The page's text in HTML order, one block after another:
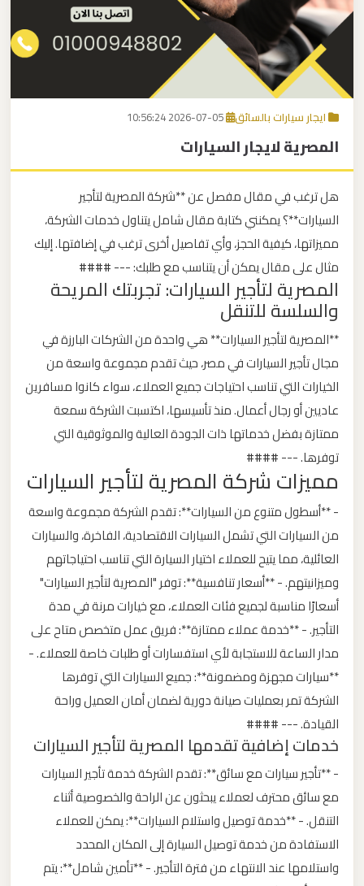
اتصل بنا
EN
ايجار سيارات بالسائق
المصرية لايجار السيارات
هل ترغب في مقال مفصل عن **شركة المصرية لتأجير
السيارات**؟ يمكنني كتابة مقال شامل يتناول خدمات الشركة،
مميزاتها، كيفية الحجز، وأي تفاصيل أخرى ترغب في إضافتها. إليك
مثال على مقال يمكن أن يتناسب مع طلبك: --- ####
المصرية لتأجير السيارات: تجربتك المريحة
والسلسة للتنقل
**المصرية لتأجير السيارات** هي واحدة من الشركات البارزة في
مجال تأجير السيارات في مصر، حيث تقدم مجموعة واسعة من
الخيارات التي تناسب احتياجات جميع العملاء، سواء كانوا مسافرين
عاديين أو رجال أعمال. منذ تأسيسها، اكتسبت الشركة سمعة
ممتازة بفضل خدماتها ذات الجودة العالية والموثوقية التي
توفرها. --- ####
مميزات شركة المصرية لتأجير السيارات
- **أسطول متنوع من السيارات**: تقدم الشركة مجموعة واسعة
من السيارات التي تشمل السيارات الاقتصادية، الفاخرة، والسيارات
العائلية، مما يتيح للعملاء اختيار السيارة التي تناسب احتياجاتهم
وميزانيتهم. - **أسعار تنافسية**: توفر "المصرية لتأجير السيارات"
أسعارًا مناسبة لجميع فئات العملاء، مع خيارات مرنة في مدة
التأجير. - **خدمة عملاء ممتازة**: فريق عمل متخصص متاح على
مدار الساعة للاستجابة لأي استفسارات أو طلبات خاصة للعملاء. -
**سيارات مجهزة ومضمونة**: جميع السيارات التي توفرها
الشركة تمر بعمليات صيانة دورية لضمان أمان العميل وراحة
القيادة. --- ####
خدمات إضافية تقدمها المصرية لتأجير السيارات
- **تأجير سيارات مع سائق**: تقدم الشركة خدمة تأجير السيارات
مع سائق محترف لعملاء يبحثون عن الراحة والخصوصية أثناء
التنقل. - **خدمة توصيل واستلام السيارات**: يمكن للعملاء
الاستفادة من خدمة توصيل السيارة إلى المكان المحدد
واستلامها عند الانتهاء من فترة التأجير. - **تأمين شامل**: يتم
برج
العرب
القاهرة
مكاتب
ليموزين
الاسكندرية
مطار
القاهرة
ليموزين
ليموزين
نويبع
ليموزين
مطار
العرب
الساحل
الشمالي
ليموزين
مطار
العرب
القاهرة
ليموزين
مطار
العرب